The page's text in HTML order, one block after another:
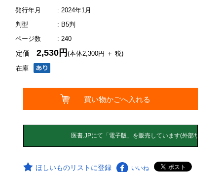
発行年月
: 2024年1月
判型
: B5判
ページ数
: 240
在庫
定価2,530円(本体2,300円 ＋ 税)
ほしいものリストに登録 いいね